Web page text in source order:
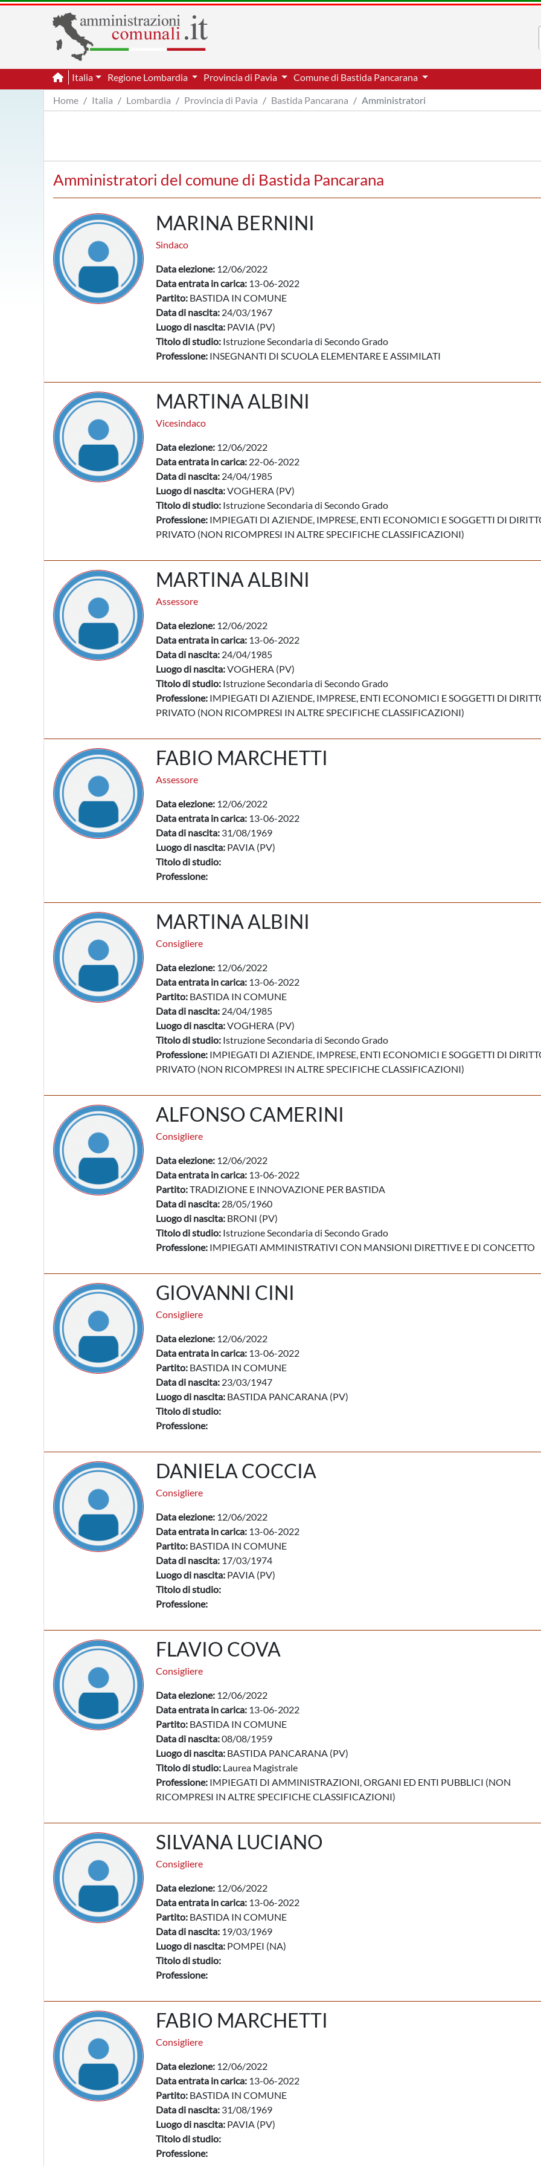
Italia Regione Lombardia Provincia di Pavia
Comune di Bastida Pancarana
Home
Italia Lombardia Provincia di Pavia Bastida Pancarana Amministratori
Amministratori del comune di Bastida Pancarana
MARINA BERNINI
Sindaco
Data elezione: 12/06/2022
Data entrata in carica: 13-06-2022
Partito: BASTIDA IN COMUNE
Data di nascita: 24/03/1967
Luogo di nascita: PAVIA (PV)
Titolo di studio: Istruzione Secondaria di Secondo Grado
Professione: INSEGNANTI DI SCUOLA ELEMENTARE E ASSIMILATI
MARTINA ALBINI
Vicesindaco
Data elezione: 12/06/2022
Data entrata in carica: 22-06-2022
Data di nascita: 24/04/1985
Luogo di nascita:VOGHERA (PV)
Titolo di studio: Istruzione Secondaria di Secondo Grado
Professione: IMPIEGATI DI AZIENDE, IMPRESE, ENTI ECONOMICI E SOGGETTI DI
PRIVATO (NON RICOMPRESI IN ALTRE SPECIFICHE CLASSIFICAZIONI)
MARTINA ALBINI
Assessore
Data elezione: 12/06/2022
Data entrata in carica: 13-06-2022
Data di nascita: 24/04/1985
Luogo di nascita:VOGHERA (PV)
Titolo di studio: Istruzione Secondaria di Secondo Grado
Professione: IMPIEGATI DI AZIENDE, IMPRESE, ENTI ECONOMICI E SOGGETTI DI
PRIVATO (NON RICOMPRESI IN ALTRE SPECIFICHE CLASSIFICAZIONI)
FABIO MARCHETTI
Assessore
Data elezione: 12/06/2022
Data entrata in carica: 13-06-2022
Data di nascita: 31/08/1969
Luogo di nascita: PAVIA (PV)
Titolo di studio:
Professione:
MARTINA ALBINI
Consigliere
Data elezione: 12/06/2022
Data entrata in carica: 13-06-2022
Partito: BASTIDA IN COMUNE
Data di nascita: 24/04/1985
Luogo di nascita:VOGHERA (PV)
Titolo di studio: Istruzione Secondaria di Secondo Grado
Professione: IMPIEGATI DI AZIENDE, IMPRESE, ENTI ECONOMICI E SOGGETTI DI
PRIVATO (NON RICOMPRESI IN ALTRE SPECIFICHE CLASSIFICAZIONI)
ALFONSO CAMERINI
Consigliere
Data elezione: 12/06/2022
Data entrata in carica: 13-06-2022
Partito:TRADIZIONE E INNOVAZIONE PER BASTIDA
Data di nascita: 28/05/1960
Luogo di nascita: BRONI (PV)
Titolo di studio: Istruzione Secondaria di Secondo Grado
Professione: IMPIEGATI AMMINISTRATIVI CON MANSIONI DIRETTIVE E DI CONCETTO
GIOVANNI CINI
Consigliere
Data elezione: 12/06/2022
Data entrata in carica: 13-06-2022
Partito: BASTIDA IN COMUNE
Data di nascita: 23/03/1947
Luogo di nascita: BASTIDA PANCARANA (PV)
Titolo di studio:
Professione:
DANIELA COCCIA
Consigliere
Data elezione: 12/06/2022
Data entrata in carica: 13-06-2022
Partito: BASTIDA IN COMUNE
Data di nascita: 17/03/1974
Luogo di nascita: PAVIA (PV)
Titolo di studio:
Professione:
FLAVIO COVA
Consigliere
Data elezione: 12/06/2022
Data entrata in carica: 13-06-2022
Partito: BASTIDA IN COMUNE
Data di nascita:08/08/1959
Luogo di nascita: BASTIDA PANCARANA (PV)
Titolo di studio: Laurea Magistrale
Professione: IMPIEGATI DI AMMINISTRAZIONI, ORGANI ED ENTI PUBBLICI (NON
RICOMPRESI IN ALTRE SPECIFICHE CLASSIFICAZIONI)
SILVANA LUCIANO
Consigliere
Data elezione: 12/06/2022
Data entrata in carica: 13-06-2022
Partito: BASTIDA IN COMUNE
Data di nascita: 19/03/1969
Luogo di nascita: POMPEI (NA)
Titolo di studio:
Professione:
FABIO MARCHETTI
Consigliere
Data elezione: 12/06/2022
Data entrata in carica: 13-06-2022
Partito: BASTIDA IN COMUNE
Data di nascita: 31/08/1969
Luogo di nascita: PAVIA (PV)
Titolo di studio:
Professione: